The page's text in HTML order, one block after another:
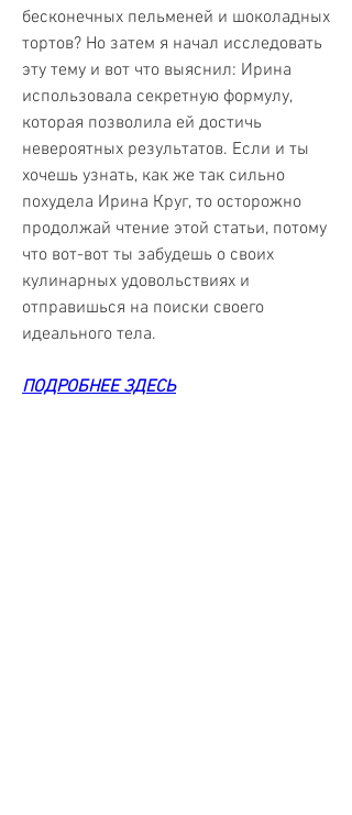
бесконечных пельменей и шоколадных
тортов? Но затем я начал исследовать
эту тему и вот что выяснил: Ирина
использовала секретную формулу,
которая позволила ей достичь
невероятных результатов. Если и ты
хочешь узнать, как же так сильно
похудела Ирина Круг, то осторожно
продолжай чтение этой статьи, потому
что вот-вот ты забудешь о своих
кулинарных удовольствиях и
отправишься на поиски своего
идеального тела.
ПОДРОБНЕЕ ЗДЕСЬ